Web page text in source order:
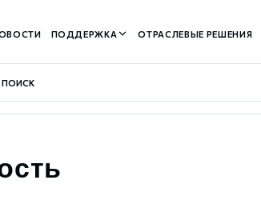
ПОДДЕРЖКА ОТРАСЛЕВЫЕ РЕШЕНИЯ